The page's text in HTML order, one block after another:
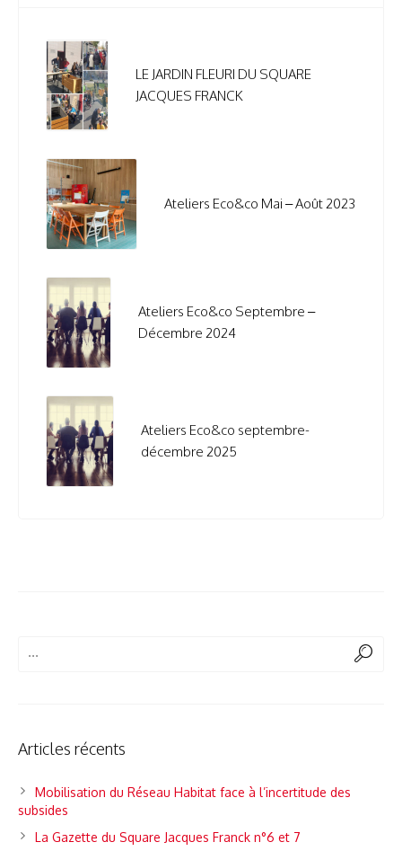
LE JARDIN FLEURI DU SQUARE
JACQUES FRANCK
Ateliers Eco&co Mai – Août 2023
Ateliers Eco&co Septembre –
Décembre 2024
Ateliers Eco&co septembre-
décembre 2025
Articles récents
Mobilisation du Réseau Habitat face à l’incertitude des
subsides
La Gazette du Square Jacques Franck n°6 et 7